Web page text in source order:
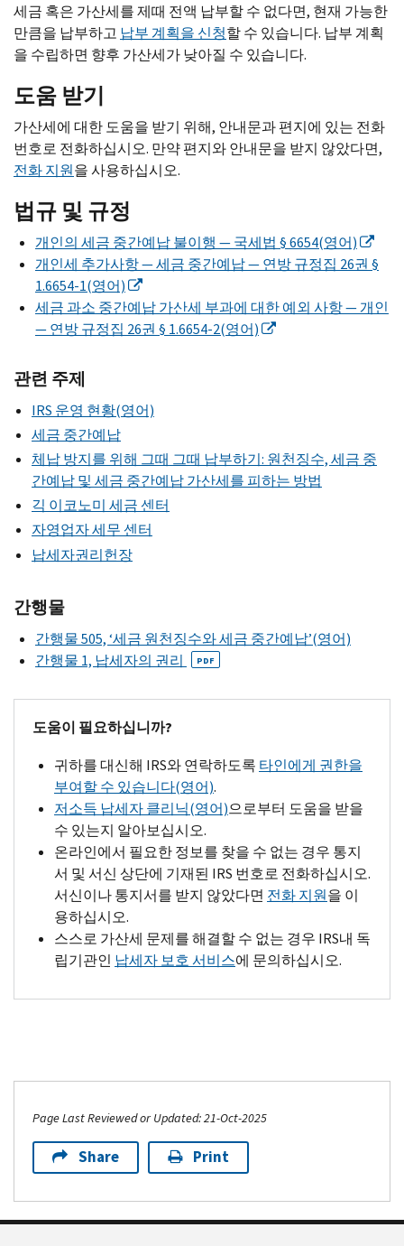
세금 혹은 가산세를 제때 전액 납부할 수 없다면, 현재 가능한
만큼을 납부하고 납부 계획을 신청할 수 있습니다. 납부 계획
을 수립하면 향후 가산세가 낮아질 수 있습니다.
도움 받기
가산세에 대한 도움을 받기 위해, 안내문과 편지에 있는 전화
번호로 전화하십시오. 만약 편지와 안내문을 받지 않았다면,
전화 지원을 사용하십시오.
법규 및 규정
개인의 세금 중간예납 불이행 — 국세법 § 6654(영어)
개인세 추가사항 — 세금 중간예납 — 연방 규정집 26권 §
1.6654-1(영어)
세금 과소 중간예납 가산세 부과에 대한 예외 사항 — 개인
— 연방 규정집 26권 § 1.6654-2(영어)
관련 주제
IRS 운영 현황(영어)
세금 중간예납
체납 방지를 위해 그때 그때 납부하기: 원천징수, 세금 중
간예납 및 세금 중간예납 가산세를 피하는 방법
긱 이코노미 세금 센터
자영업자 세무 센터
납세자권리헌장
간행물
간행물 505, ‘세금 원천징수와 세금 중간예납’(영어)
간행물 1, 납세자의 권리
PDF
도움이 필요하십니까?
귀하를 대신해 IRS와 연락하도록 타인에게 권한을
부여할 수 있습니다(영어).
저소득 납세자 클리닉(영어)으로부터 도움을 받을
수 있는지 알아보십시오.
온라인에서 필요한 정보를 찾을 수 없는 경우 통지
서 및 서신 상단에 기재된 IRS 번호로 전화하십시오.
서신이나 통지서를 받지 않았다면 전화 지원을 이
용하십시오.
스스로 가산세 문제를 해결할 수 없는 경우 IRS내 독
립기관인 납세자 보호 서비스에 문의하십시오.
Page Last Reviewed or Updated: 21-Oct-2025
Share Print